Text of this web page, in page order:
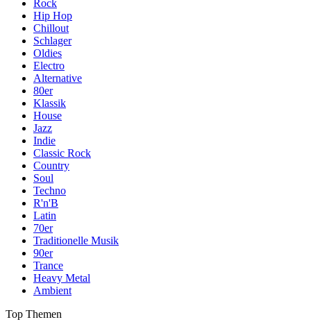
Rock
Hip Hop
Chillout
Schlager
Oldies
Electro
Alternative
80er
Klassik
House
Jazz
Indie
Classic Rock
Country
Soul
Techno
R'n'B
Latin
70er
Traditionelle Musik
90er
Trance
Heavy Metal
Ambient
Top Themen